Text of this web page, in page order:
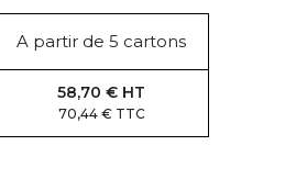
A partir de 5 cartons
58,70 € HT
70,44 € TTC